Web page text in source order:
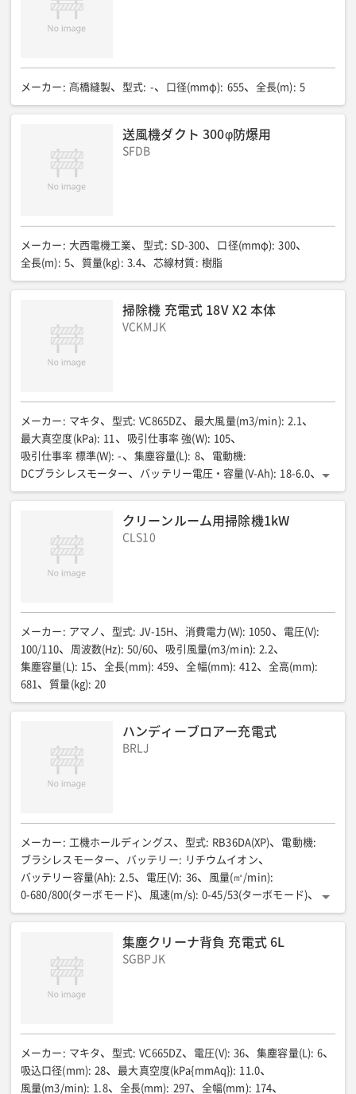
メーカー : 髙橋縫製 型式: - 口径(mmφ): 655 全長(m): 5
送風機ダクト 300φ防爆用
SFDB
メーカー : 大西電機工業 型式: SD-300 口径(mmφ): 300
全長(m): 5 質量(kg): 3.4 芯線材質: 樹脂
掃除機 充電式 18V X2 本体
VCKMJK
メーカー : マキタ 型式: VC865DZ 最大風量(m3/min): 2.1
最大真空度(kPa): 11 吸引仕事率 強(W): 105
吸引仕事率 標準(W): - 集塵容量(L): 8 電動機:
DCブラシレスモーター
バッテリー電圧・容量(V-Ah): 18-6.0
連続作業時間 強(分): 約40 連続作業時間 標準(分): 約100
ホース、ロック付ベンディングパイプ、ロック付伸縮パイプ、スト
クリーンルーム用掃除機1kW
CLS10
メーカー : アマノ 型式: JV-15H 消費電力(W): 1050 電圧(V):
100/110
周波数(Hz): 50/60 吸引風量(m3/min): 2.2
集塵容量(L): 15 全長(mm): 459 全幅(mm): 412 全高(mm):
681
質量(kg): 20
ハンディーブロアー充電式
BRLJ
メーカー : 工機ホールディングス 型式: RB36DA(XP) 電動機:
ブラシレスモーター
バッテリー:
リチウムイオン
バッテリー容量(Ah): 2.5 電圧(V): 36 風量(㎥/min):
0-680/800(ターボモード)
風速(m/s): 0-45/53(ターボモード)
平均風速(㎥/min): ー 連続使用時間目安(分):
質量(kg): 3.5 付属品:
急速充電器(冷却機能付)、直噴菅、電池カバー
集塵クリーナ背負 充電式 6L
SGBPJK
メーカー : マキタ 型式: VC665DZ 電圧(V): 36 集塵容量(L): 6
吸込口径(mm): 28 最大真空度(kPa{mmAq}): 11.0
風量(m3/min): 1.8 全長(mm): 297 全幅(mm): 174